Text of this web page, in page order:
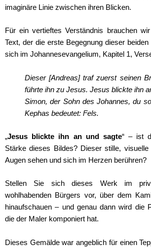
imaginäre Linie zwischen ihren Blicken.
Für ein vertieftes Verständnis brauchen
Text, der die erste Begegnung dieser
sich im Johannesevangelium, Kapitel 1,
Dieser [Andreas] traf zuerst seinen
führte ihn zu Jesus. Jesus blickte ihn
Simon, der Sohn des Johannes, du
Kephas bedeutet: Fels.
„Jesus blickte ihn an und sagte“ – ist
Stärke dieses Bildes? Dieser stille,
Augen sehen und sich im Herzen berühren?
Stellen Sie sich dieses Werk im
wohlhabenden Bürgers vor, über dem
hinaufschauen – und genau dann wird die
die der Maler komponiert hat.
Dieses Gemälde war angeblich für einen